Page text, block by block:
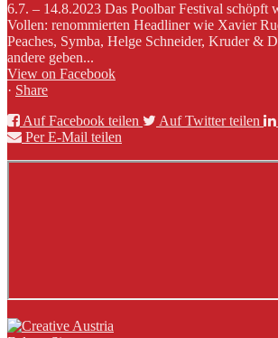
6.7. – 14.8.2023 Das Poolbar Festival schöpft
Vollen: renommierten Headliner wie Xavier
Peaches, Symba, Helge Schneider, Kruder &
andere geben...
View on Facebook
· Share
Auf Facebook teilen
Auf Twitter teilen
Per E-Mail teilen